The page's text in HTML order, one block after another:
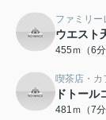
ファミリー
ウエスト
455ｍ（6分
喫茶店・カ
ドトール
481ｍ（7分